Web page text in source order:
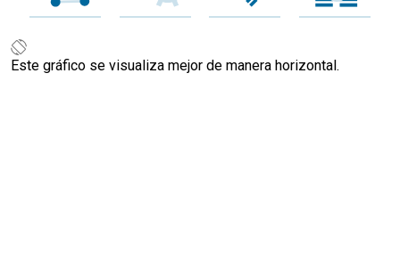
Este gráfico se visualiza mejor de manera horizontal.